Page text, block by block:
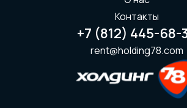
Контакты
+7 (812) 445-68-
rent@holding78.com